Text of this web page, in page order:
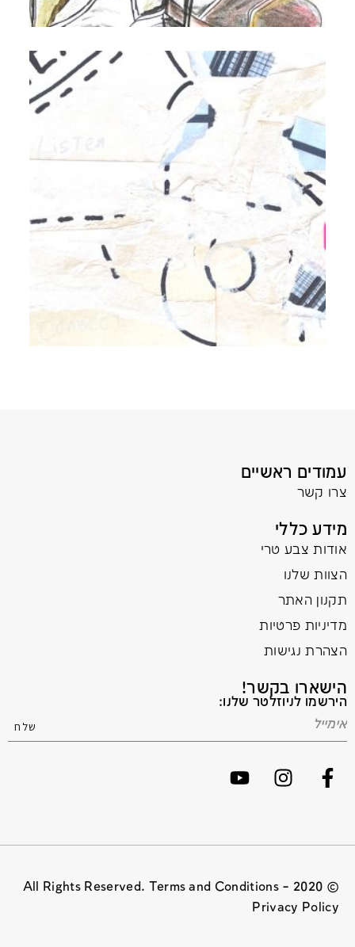
עמודים ראשיים
צרו קשר
מידע כללי
אודות צבע טרי
הצוות שלנו
תקנון האתר
מדיניות פרטיות
הצהרת נגישות
הישארו בקשר!
הירשמו לניוזלטר שלנו:
© 2020 All Rights Reserved. Terms and Conditions –
Privacy Policy